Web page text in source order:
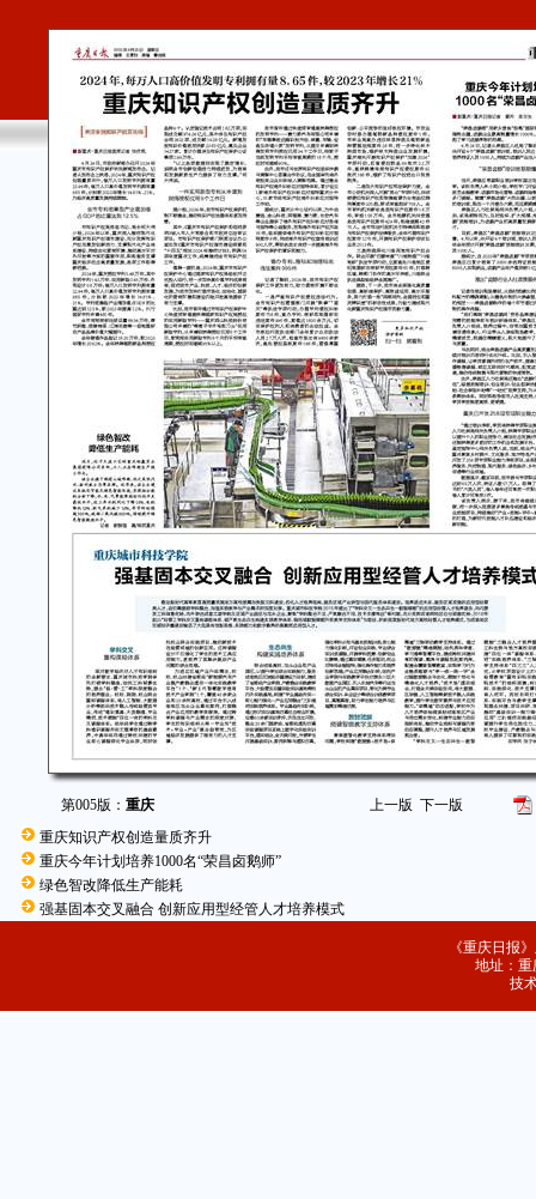
第005版：重庆 上一版 下一版
重庆知识产权创造量质齐升
重庆今年计划培养1000名“荣昌卤鹅师”
绿色智改降低生产能耗
强基固本交叉融合 创新应用型经管人才培养模式
《重庆日报
地址：重
技